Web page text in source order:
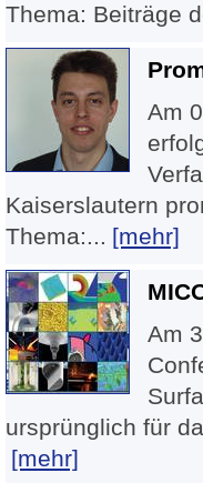
Thema: Beiträge
Am
Kaiserslautern
Thema:... [mehr]
Am
ursprünglich für
[mehr]